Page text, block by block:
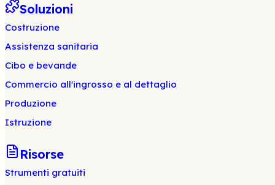
Soluzioni
Costruzione
Assistenza sanitaria
Cibo e bevande
Commercio all'ingrosso e al dettaglio
Produzione
Istruzione
Risorse
Strumenti gratuiti